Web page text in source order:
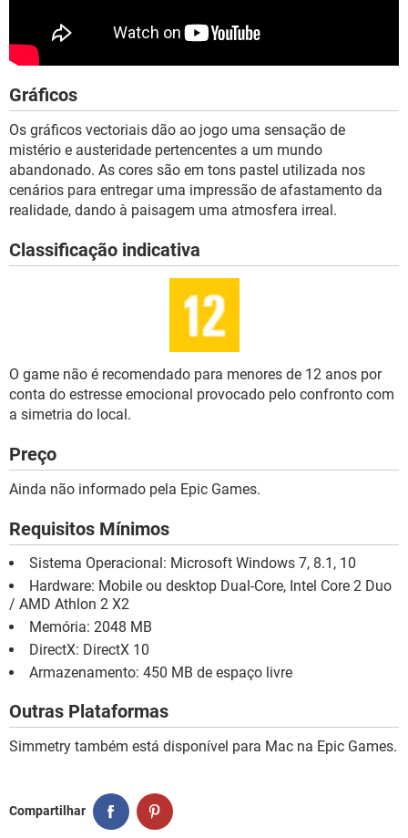
Gráficos
Os gráficos vectoriais dão ao jogo uma sensação de
mistério e austeridade pertencentes a um mundo
abandonado. As cores são em tons pastel utilizada nos
cenários para entregar uma impressão de afastamento da
realidade, dando à paisagem uma atmosfera irreal.
Classificação indicativa
O game não é recomendado para menores de 12 anos por
conta do estresse emocional provocado pelo confronto com
a simetria do local.
Preço
Ainda não informado pela Epic Games.
Requisitos Mínimos
Sistema Operacional: Microsoft Windows 7, 8.1, 10
Hardware: Mobile ou desktop Dual-Core, Intel Core 2 Duo
/ AMD Athlon 2 X2
Memória: 2048 MB
DirectX: DirectX 10
Armazenamento: 450 MB de espaço livre
Outras Plataformas
Simmetry também está disponível para Mac na Epic Games.
Compartilhar